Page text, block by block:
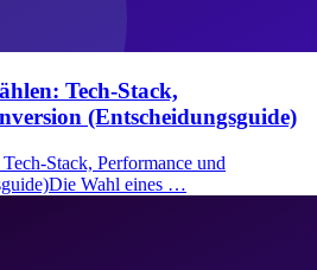
Tech-Stack,
(Entscheidungsguide)
Stack, Performance und
Wahl eines …